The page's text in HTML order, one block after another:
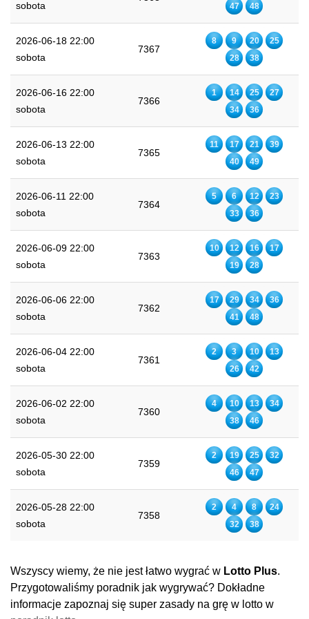
sobota 47 48
2026-06-18 22:00
sobota
7367
8 9 20
25
28
38
2026-06-16 22:00
sobota
7366
1 14 25
27
34
36
2026-06-13 22:00
sobota
7365
11 17 21
39
40
49
2026-06-11 22:00
sobota
7364
5 6 12
23
33
36
2026-06-09 22:00
sobota
7363
10 12 16
17
19
28
2026-06-06 22:00
sobota
7362
17 29 34
36
41
48
2026-06-04 22:00
sobota
7361
2 3 10
13
26
42
2026-06-02 22:00
sobota
7360
4 10 13
34
38
46
2026-05-30 22:00
sobota
7359
2 19 25
32
46
47
2026-05-28 22:00
sobota
7358
2 4 8
24
32
38
Wszyscy wiemy, że nie jest łatwo wygrać w Lotto Plus.
Przygotowaliśmy poradnik jak wygrywać? Dokładne
informacje zapoznaj się super zasady na grę w lotto w